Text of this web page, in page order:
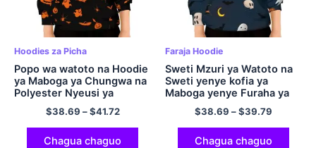
Hoodies za Picha
Popo wa watoto na Hoodie
ya Maboga ya Chungwa na
Polyester Nyeusi ya
Halloween ya Hoodie ya
Kawaida na Sweti yenye
kofia ya Kustarehesha kwa
Vijana.
$38.69 –$41.72
Chagua chaguo
Faraja Hoodie
Sweti Mzuri ya Watoto na
Sweti yenye kofia ya
Maboga yenye Furaha ya
Hoodie ya Hoodie ya
Polyester ya Halloween
yenye Mifuko ya Navy Blue
$38.69 –$39.79
Chagua chaguo